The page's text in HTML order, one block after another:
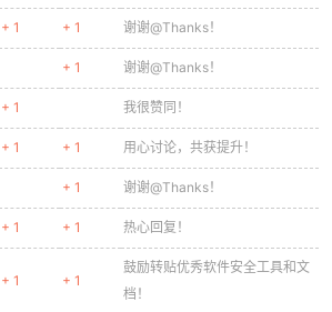
+ 1 + 1 谢谢@Thanks！
+ 1 谢谢@Thanks！
+ 1 我很赞同！
+ 1 + 1 用心讨论，共获提升！
+ 1 谢谢@Thanks！
+ 1 + 1 热心回复！
+ 1 + 1
鼓励转贴优秀软件安全工具和文
档！